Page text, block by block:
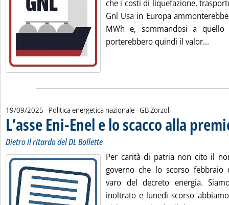
che i costi di liquefazione,
Gnl Usa in Europa
MWh e, sommandosi a
porterebbero quindi il valor...
19/09/2025 - Politica energetica nazionale -di:
GB Zorzoli
L’asse Eni-Enel e lo scacco alla
Dietro il ritardo del DL Bollette
Per carità di patria non cito il
governo che lo scorso
varo del decreto energia.
inoltrato e lunedì scorso